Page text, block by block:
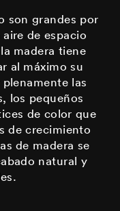
son grandes por
de espacio
madera tiene
al máximo su
las
los pequeños
de color que
de crecimiento
de madera se
natural y